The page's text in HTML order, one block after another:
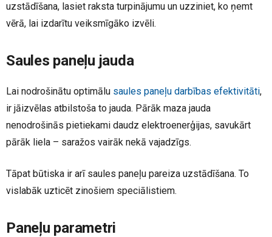
uzstādīšana, lasiet raksta turpinājumu un uzziniet, ko ņemt
vērā, lai izdarītu veiksmīgāko izvēli.
Saules paneļu jauda
Lai nodrošinātu optimālu saules paneļu darbības efektivitāti,
ir jāizvēlas atbilstoša to jauda. Pārāk maza jauda
nenodrošinās pietiekami daudz elektroenerģijas, savukārt
pārāk liela – saražos vairāk nekā vajadzīgs.
Tāpat būtiska ir arī saules paneļu pareiza uzstādīšana. To
vislabāk uzticēt zinošiem speciālistiem.
Paneļu parametri